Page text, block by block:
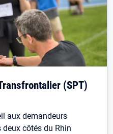
(SPT)
aux demandeurs
côtés du Rhin